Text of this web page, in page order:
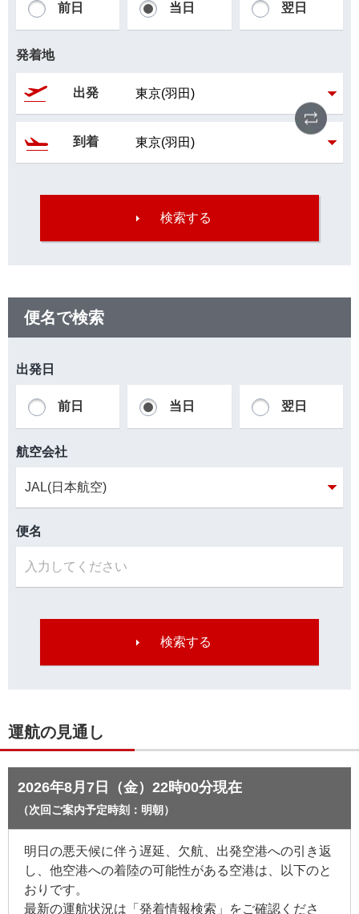
発着地
出発
逆区
到着
前日 当日 翌日
便名で検索
航空会社
便名
出発日
前日 当日 翌日
運航の見通し
2026年8月7日（金）22時00分現在
（次回ご案内予定時刻：明朝）
明日の悪天候に伴う遅延、欠航、出発空港への引き返
し、他空港への着陸の可能性がある空港は、以下のと
おりです。
最新の運航状況は「発着情報検索」をご確認くださ